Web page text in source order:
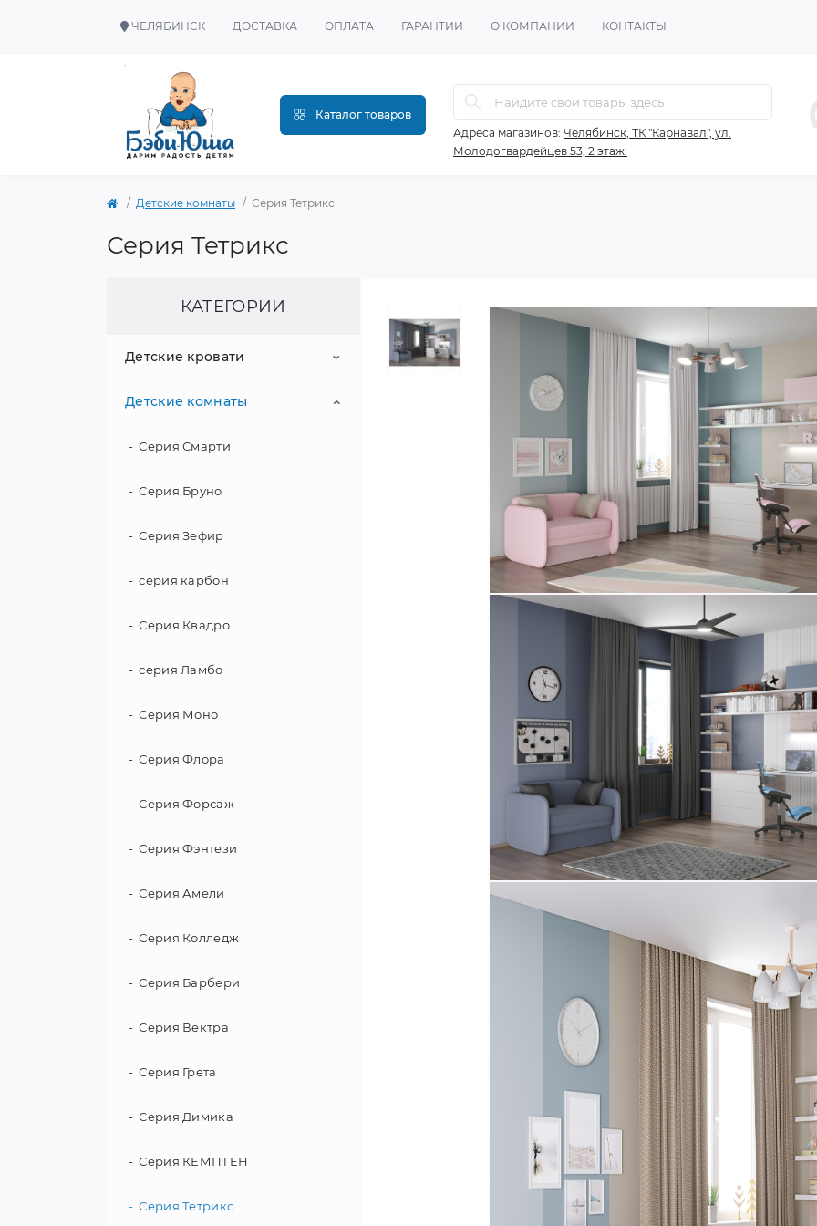
ЧЕЛЯБИНСК ДОСТАВКА ОПЛАТА ГАРАНТИИ О КОМПАНИИ КОНТАКТЫ
Каталог товаров
Адреса магазинов: Челябинск, ТК "Карнавал", ул.
Молодогвардейцев 53, 2 этаж.
Детские комнаты Серия Тетрикс
Серия Тетрикс
КАТЕГОРИИ
Детские кровати
Односпальные кровати
Кровати-домики для детей
Детские диван-кровати
П-образные диван-кровати
Угловые диван-кровати
Кровати-софы
Кровати из массива березы
Кровати из МДФ
Кровати из бука
Кровати с каретной стяжкой
Кровати машины
Кровати-машины на ламелях
Кровати-машины с ящиком
Кровати-машины со
Двухъярусная кровать
Кресло-кровати
Кровать для новорожденных
Уголок школьника
Кровать чердак
Комплектующие для кроватей
Детские комнаты
Серия Смарти
Серия Бруно
Серия Зефир
серия карбон
Серия Квадро
серия Ламбо
Серия Моно
Серия Флора
Серия Форсаж
Серия Фэнтези
Серия Амели
Серия Колледж
Серия Барбери
Серия Вектра
Серия Грета
Серия Димика
Серия КЕМПТЕН
Серия Тетрикс